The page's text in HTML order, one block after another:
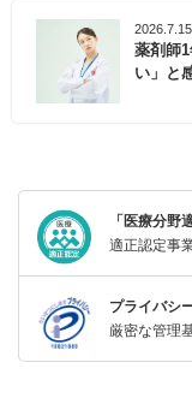
2026.7.15
薬剤師
い」と
「医療分野
適正認定事
プライバシ
厳密な管理